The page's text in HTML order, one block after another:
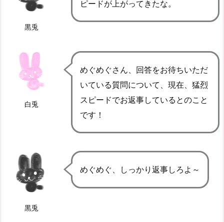
黒兎
ピードが上がってきたな。
白兎
めぐめぐさん、回答をお待ちいただ
いている質問について、現在、猛烈
スピードでお返事しているとのこと
です！
黒兎
めぐめぐ、しっかり返事しろよ～